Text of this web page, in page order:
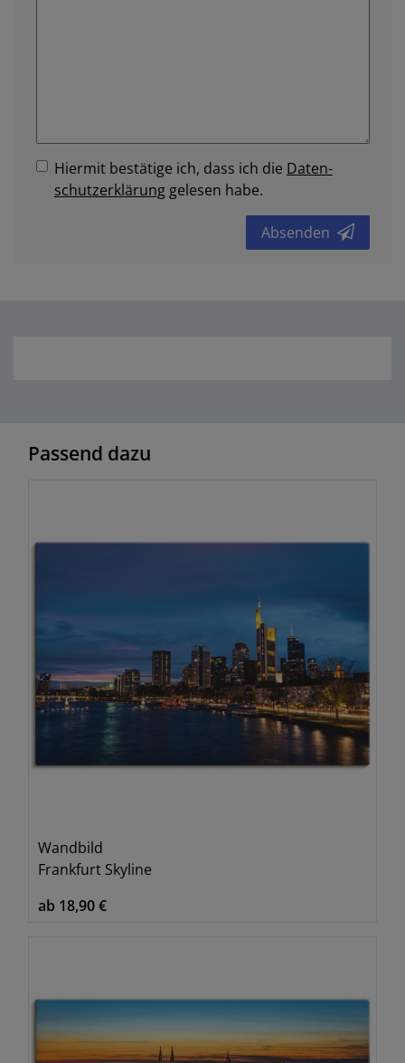
Hiermit bestätige ich, dass ich die Daten­
schutz­erklärung gelesen habe.
Absenden
Passend dazu
Wandbild
Frankfurt Skyline
ab 18,90 €